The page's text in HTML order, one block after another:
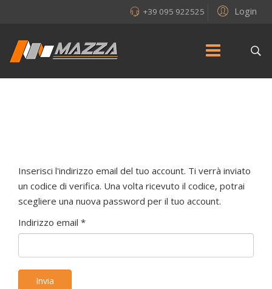
Login
+39 095 922525
Inserisci l'indirizzo email del tuo account. Ti verrà inviato
un codice di verifica. Una volta ricevuto il codice, potrai
scegliere una nuova password per il tuo account.
Indirizzo email *
Invia